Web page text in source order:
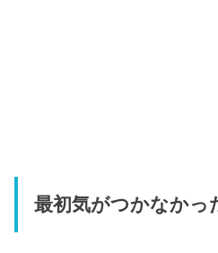
最初気がつかなかっ